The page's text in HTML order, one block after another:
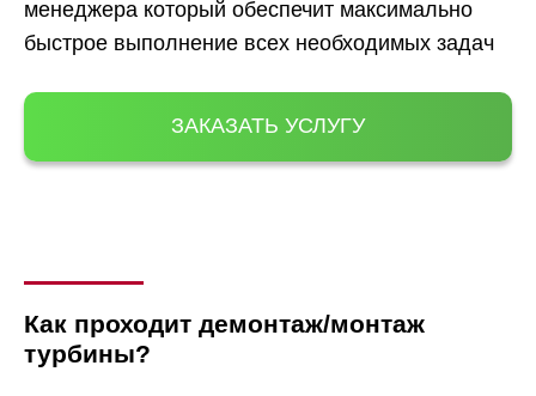
менеджера который обеспечит максимально
быстрое выполнение всех необходимых задач
ЗАКАЗАТЬ УСЛУГУ
Как проходит демонтаж/монтаж
турбины?